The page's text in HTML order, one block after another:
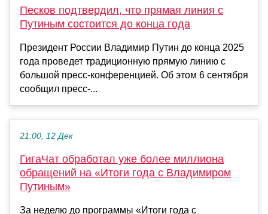
Песков подтвердил, что прямая линия с
Путиным состоится до конца года
Президент России Владимир Путин до конца 2025
года проведет традиционную прямую линию с
большой пресс-конференцией. Об этом 6 сентября
сообщил пресс-...
21:00, 12 Дек
ГигаЧат обработал уже более миллиона
обращений на «Итоги года с Владимиром
Путиным»
За неделю до программы «Итоги года с